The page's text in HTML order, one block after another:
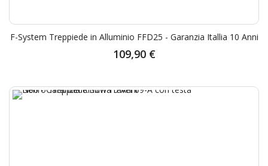
F-System Treppiede in Alluminio FFD25 - Garanzia Itallia 10 Anni
109,90 €